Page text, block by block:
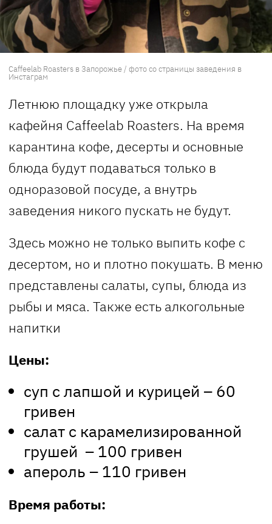
Caffeelab Roasters в Запорожье / фото со страницы заведения в
Инстаграм
Летнюю площадку уже открыла
кафейня Caffeelab Roasters. На время
карантина кофе, десерты и основные
блюда будут подаваться только в
одноразовой посуде, а внутрь
заведения никого пускать не будут.
Здесь можно не только выпить кофе с
десертом, но и плотно покушать. В меню
представлены салаты, супы, блюда из
рыбы и мяса. Также есть алкогольные
напитки
Цены:
суп с лапшой и курицей – 60
гривен
салат с карамелизированной
грушей – 100 гривен
апероль – 110 гривен
Время работы: